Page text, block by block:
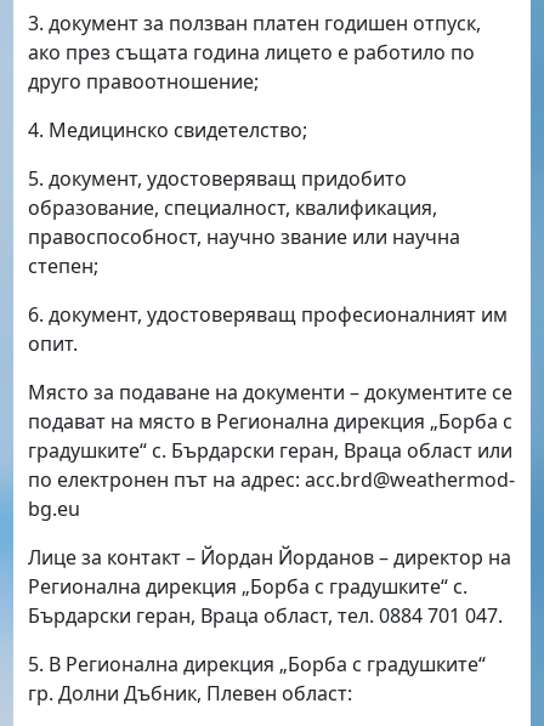
3. документ за ползван платен годишен отпуск,
ако през същата година лицето е работило по
друго правоотношение;
4. Медицинско свидетелство;
5. документ, удостоверяващ придобито
образование, специалност, квалификация,
правоспособност, научно звание или научна
степен;
6. документ, удостоверяващ професионалният им
опит.
Място за подаване на документи – документите се
подават на място в Регионална дирекция „Борба с
градушките“ с. Бърдарски геран, Враца област или
по електронен път на адрес:acc.brd@weathermod-
bg.eu
Лице за контакт – Йордан Йорданов – директор на
Регионална дирекция „Борба с градушките“ с.
Бърдарски геран, Враца област, тел. 0884 701 047.
5. В Регионална дирекция „Борба с градушките“
гр. Долни Дъбник, Плевен област: